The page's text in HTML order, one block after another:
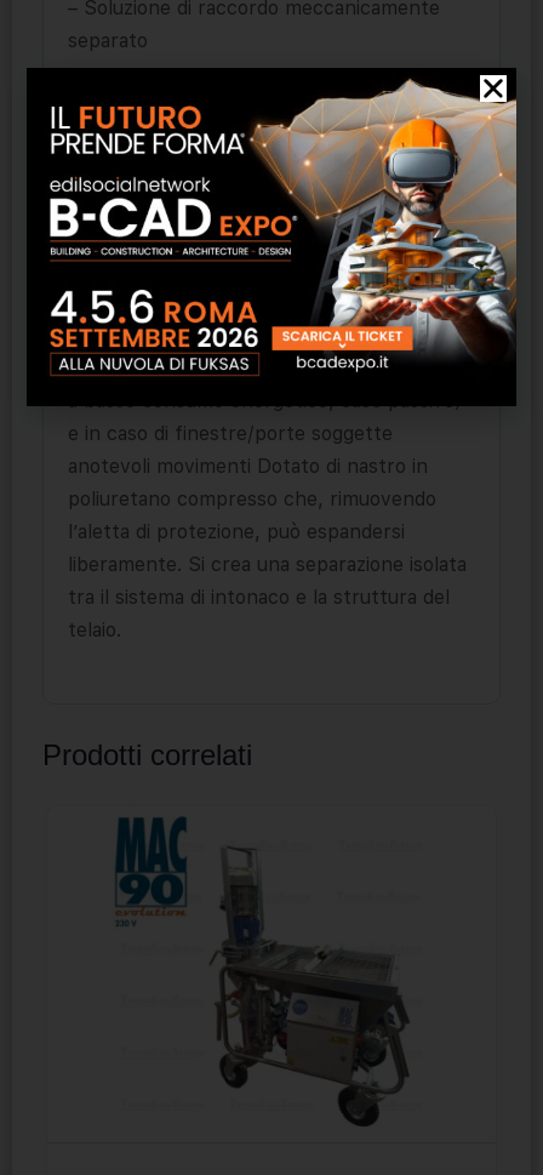
– Soluzione di raccordo meccanicamente
separato
Campi di impiego:
Profilo a tenuta di pioggia battente per
raccordo di intonaco a finestre, porte e
simili elementi costruttivi (con
compensatore di dilatazione 3D e labbro di
protezione). Classe 3. Idoneo per particolari
esigenze di tenuta a pioggia battente con
spessori di isolamento ≤300 mm (ad es. case
a basso consumo energetico, case passive)
e in caso di finestre/porte soggette
anotevoli movimenti Dotato di nastro in
poliuretano compresso che, rimuovendo
l’aletta di protezione, può espandersi
liberamente. Si crea una separazione isolata
tra il sistema di intonaco e la struttura del
telaio.
Prodotti correlati